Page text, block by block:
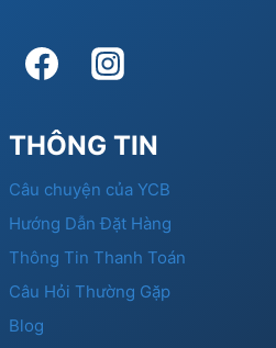
THÔNG TIN
Câu chuyện của YCB
Hướng Dẫn Đặt Hàng
Thông Tin Thanh Toán
Câu Hỏi Thường Gặp
Blog